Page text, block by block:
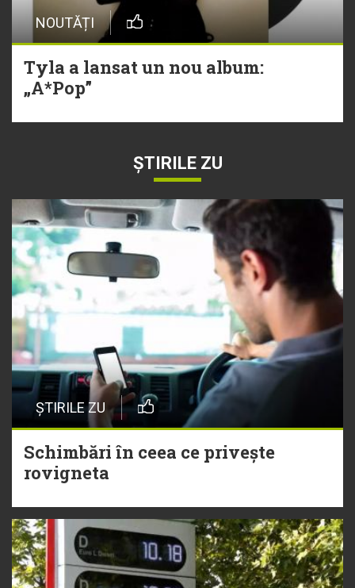
NOUTĂȚI
Tyla a lansat un nou album:
„A*Pop”
ȘTIRILE ZU
ȘTIRILE ZU
Schimbări în ceea ce privește
rovigneta